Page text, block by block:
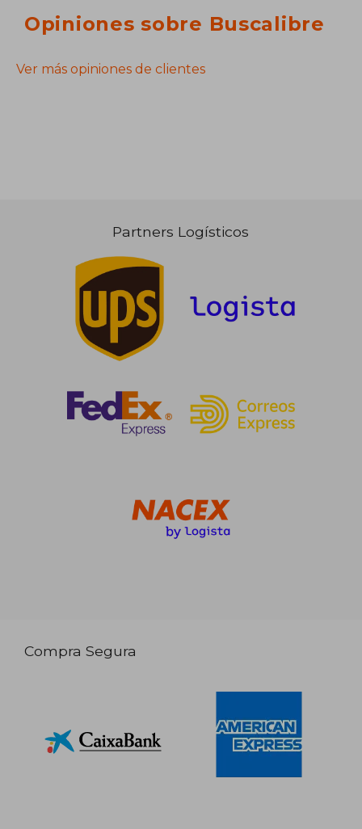
Opiniones sobre Buscalibre
Ver más opiniones de clientes
Partners Logísticos
Compra Segura